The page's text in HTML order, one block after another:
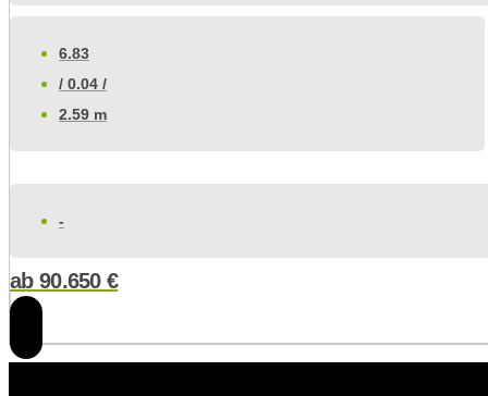
6.83
/ 0.04 /
2.59 m
-
ab 90.650€